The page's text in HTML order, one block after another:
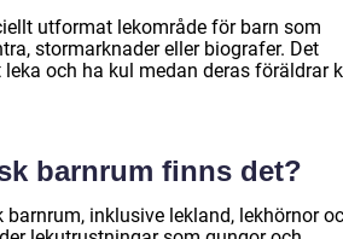
utformat lekområde för barn som
stormarknader eller biografer. Det
och ha kul medan deras föräldrar
barnrum finns det?
inklusive lekland, lekhörnor